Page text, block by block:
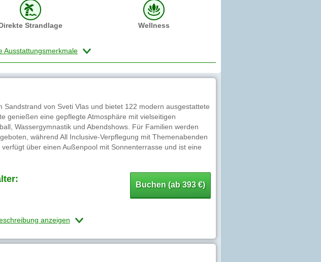
Strandlage Wellness
Ausstattungsmerkmale
Sandstrand von Sveti Vlas und bietet 122 modern ausgestattete
genießen eine gepflegte Atmosphäre mit vielseitigen
Wassergymnastik und Abendshows. Für Familien werden
während All Inclusive-Verpflegung mit Themenabenden
über einen Außenpool mit Sonnenterrasse und ist eine
Buchen (ab 393 €)
anzeigen